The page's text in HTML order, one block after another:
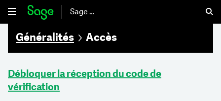
Sage 50
Généralités Accès
Débloquer la réception du code de
vérification